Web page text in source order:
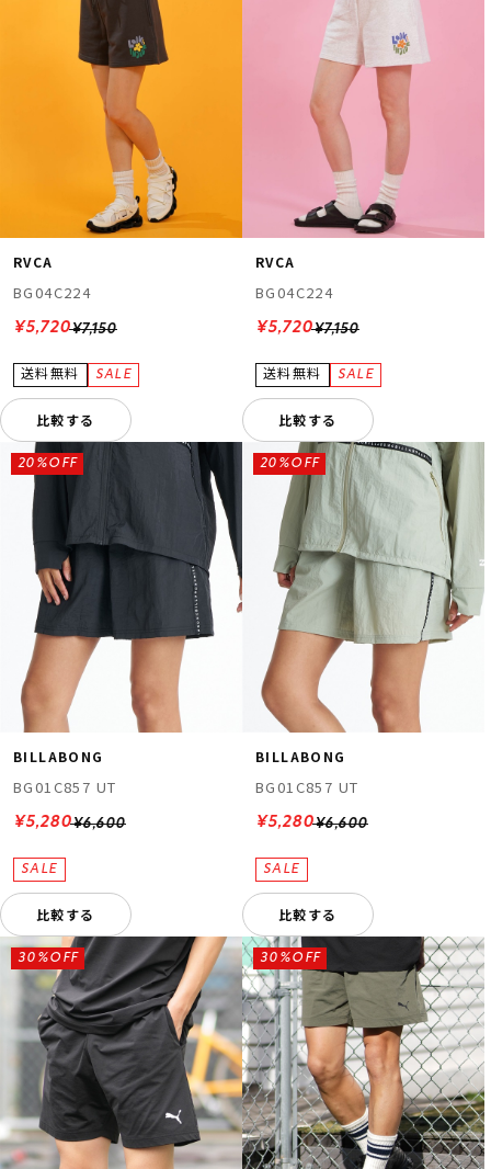
RVCA
BG04C224
¥7,150
¥5,720
比較する
RVCA
BG04C224
¥7,150
¥5,720
比較する
BILLABONG
BG01C857 UT
¥6,600
20%OFF
¥5,280
比較する
BILLABONG
BG01C857 UT
¥6,600
20%OFF
¥5,280
比較する
30%OFF 30%OFF